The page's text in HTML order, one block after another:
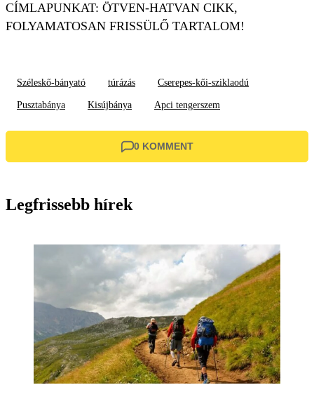
CÍMLAPUNKAT: ÖTVEN-HATVAN CIKK,
FOLYAMATOSAN FRISSÜLŐ TARTALOM!
Széleskő-bányató túrázás Cserepes-kői-sziklaodú
Pusztabánya Kisújbánya Apci tengerszem
0 KOMMENT
Legfrissebb hírek